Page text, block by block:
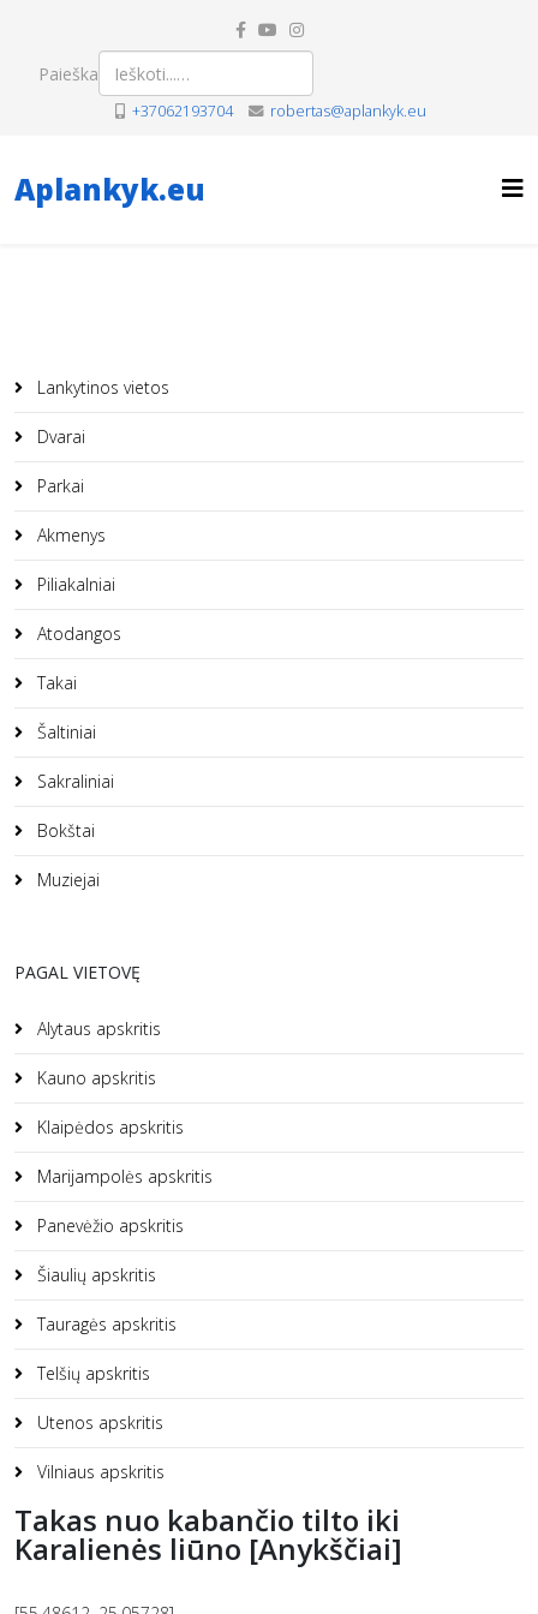
Paieška
+37062193704 robertas@aplankyk.eu
Aplankyk.eu
Lankytinos vietos
Dvarai
Parkai
Akmenys
Piliakalniai
Atodangos
Takai
Šaltiniai
Sakraliniai
Bokštai
Muziejai
PAGAL VIETOVĘ
Alytaus apskritis
Kauno apskritis
Klaipėdos apskritis
Marijampolės apskritis
Panevėžio apskritis
Šiaulių apskritis
Tauragės apskritis
Telšių apskritis
Utenos apskritis
Vilniaus apskritis
Takas nuo kabančio tilto iki
Karalienės liūno [Anykščiai]